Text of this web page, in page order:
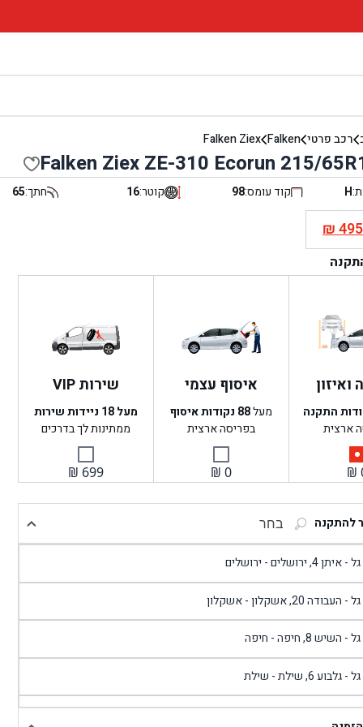
רכב פרטי Falken
Falken Ziex
Falken Ziex ZE-310 Ecorun 215/
H קוד עומס:98 קוטר:16 חתך:65
₪495
התקנה
ארצית
₪
איסוף עצמי
מעל88 נקודות איסוף
בפריסה ארצית
₪ 0
שירות VIP
מעל 18 ניידות שירות
ממתינות לך בדרכים
₪ 699
להתקנה בחר
4, ירושלים - ירושלים
העבודה 20, אשקלון - אשקלון
- השיש 8, חיפה - חיפה
- גלבוע 6, שילת - שילת
- פוריידיס, כניסה צפונית מול כביש 4 - פרדיס